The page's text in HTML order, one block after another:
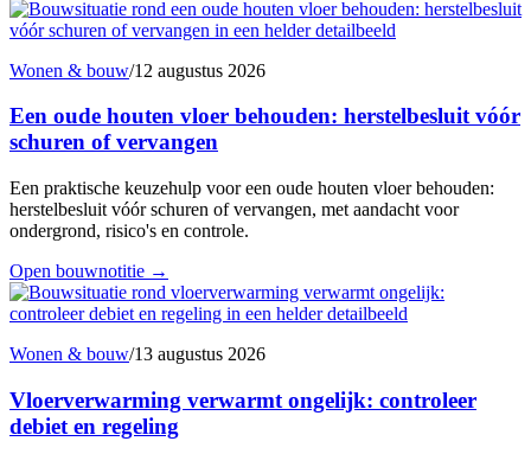
Wonen & bouw/12 augustus 2026
Een oude houten vloer behouden: herstelbesluit vóór
schuren of vervangen
Een praktische keuzehulp voor een oude houten vloer behouden:
herstelbesluit vóór schuren of vervangen, met aandacht voor
ondergrond, risico's en controle.
Open bouwnotitie →
Wonen & bouw/13 augustus 2026
Vloerverwarming verwarmt ongelijk: controleer
debiet en regeling